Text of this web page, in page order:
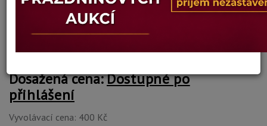
11.07.2024 20:42 SELČ
Dosažená cena:Dostupné po
přihlášení
Vyvolávací cena: 400 Kč